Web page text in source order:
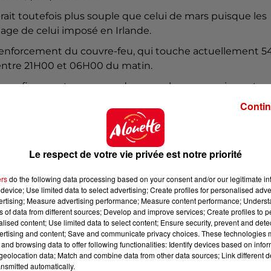
toutefois plus souple que celui de mars puisque les
de celui imposé en Irlande.
du couvre-feu, qui touche actuellement
21H00 et 06H00 du matin.
que ça va durer quelques semaines et
les écoles, les services publics" et "de maintenir
a résumé François Baroin, président de
et que les décisions que le gouvernement
Yves Veyrier, secrétaire général de FO après plus
des débats suivis de votes sur la lutte contre le
et au Sénat l'après-midi.
gouvernement dans l'après-midi à l'Assemblée, les
Le respect de votre vie privée est notre priorité
do the following data processing based on your consent and/or our legitimate
Use limited data to select advertising; Create profiles for personalised
Measure advertising performance; Measure content performance;
of data from different sources; Develop and improve services; Create profiles to
content; Use limited data to select content; Ensure security, prevent and
and content; Save and communicate privacy choices. These technologies
browsing data to offer following functionalities: Identify devices based on
data; Match and combine data from other data sources; Link different
automatically.